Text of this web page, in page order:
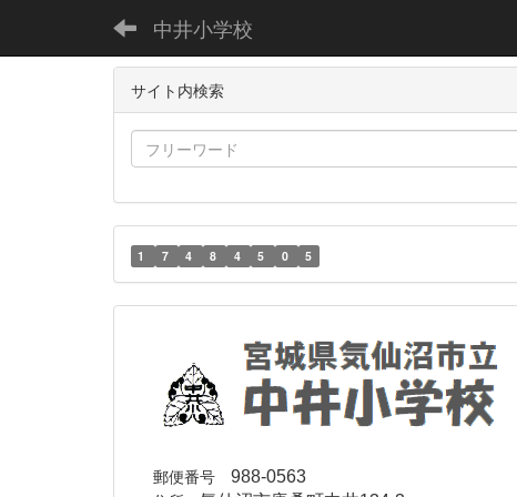
中井小学校
サイト内検索
1 7 4 8 4 5 0 5
郵便番号 988-0563